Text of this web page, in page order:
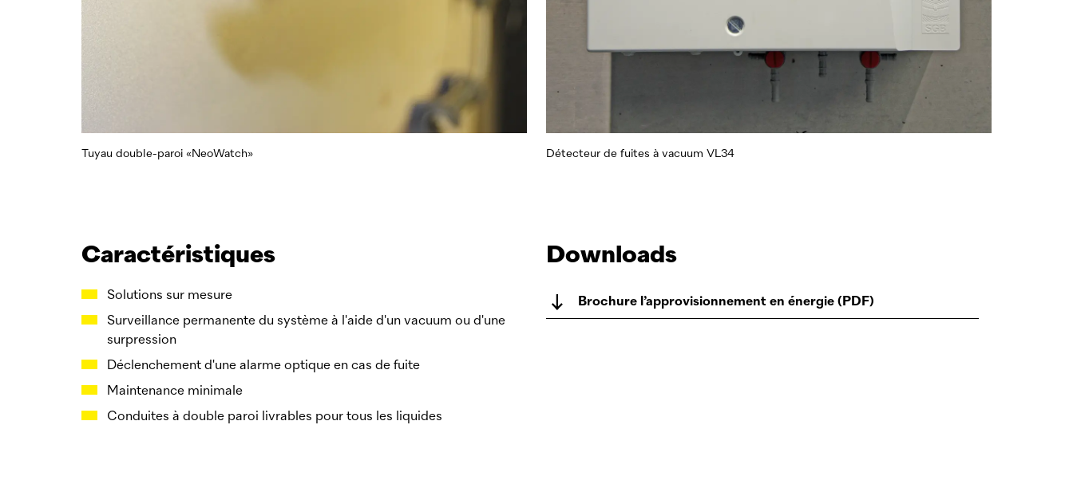
Tuyau double-paroi «NeoWatch» Détecteur de fuites à vacuum VL34
Caractéristiques
Solutions sur mesure
Surveillance permanente du système à l'aide d'un vacuum ou d'une
surpression
Déclenchement d'une alarme optique en cas de fuite
Maintenance minimale
Conduites à double paroi livrables pour tous les liquides
Downloads
Brochure l’approvisionnement en énergie (PDF)